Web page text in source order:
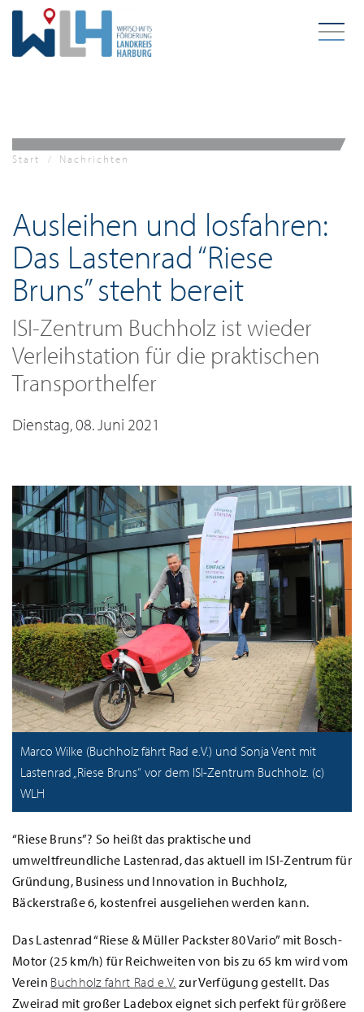
Zum Hauptinhalt springen
Start Nachrichten
Ausleihen und losfahren:
Das Lastenrad “Riese
Bruns” steht bereit
ISI-Zentrum Buchholz ist wieder
Verleihstation für die praktischen
Transporthelfer
Dienstag, 08. Juni 2021
Marco Wilke (Buchholz fährt Rad e.V.) und Sonja Vent mit
Lastenrad „Riese Bruns“ vor dem ISI-Zentrum Buchholz. (c)
WLH
“Riese Bruns”? So heißt das praktische und
umweltfreundliche Lastenrad, das aktuell im ISI-Zentrum für
Gründung, Business und Innovation in Buchholz,
Bäckerstraße 6, kostenfrei ausgeliehen werden kann.
Das Lastenrad “Riese & Müller Packster 80 Vario” mit Bosch-
Motor (25 km/h) für Reichweiten von bis zu 65 km wird vom
Verein Buchholz fahrt Rad e.V. zur Verfügung gestellt. Das
Zweirad mit großer Ladebox eignet sich perfekt für größere